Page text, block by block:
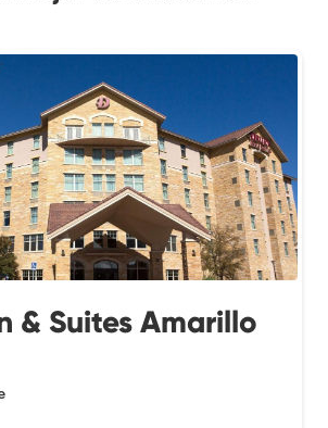
& Suites Amarillo